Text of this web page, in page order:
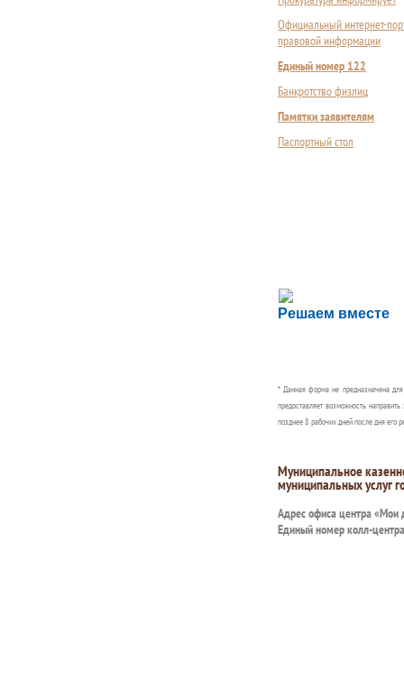
Официальный интернет-
правовой информации
Единый номер 122
Банкротство физлиц
Памятки заявителям
Паспортный стол
Решаем вместе
Сложности с
Сообщите об этом
* Данная форма не предназначена
предоставляет возможность
позднее 8 рабочих дней после дня его
Муниципальное
муниципальных услуг
Адрес офиса центра «Мои
Единый номер колл-